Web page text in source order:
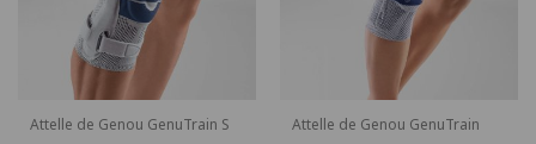
Attelle de Genou GenuTrain S Attelle de Genou GenuTrain